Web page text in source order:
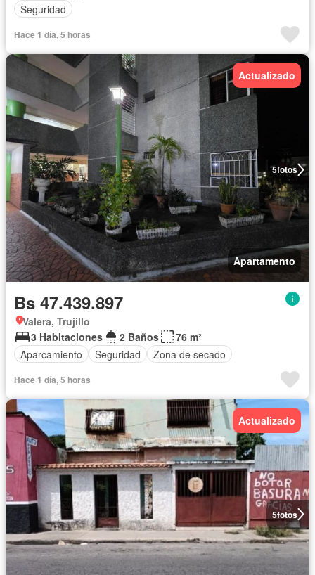
Seguridad
Hace 1 día, 5 horas
5fotos
Actualizado
Apartamento
Bs 47.439.897
Valera, Trujillo
3 Habitaciones
2 Baños
76 m²
Aparcamiento
Seguridad Zona de secado
Hace 1 día, 5 horas
5fotos
Actualizado